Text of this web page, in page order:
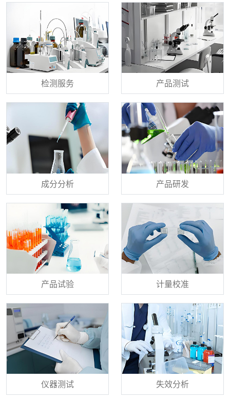
检测服务 产品测试
成分分析 产品研发
产品试验 计量校准
仪器测试 失效分析